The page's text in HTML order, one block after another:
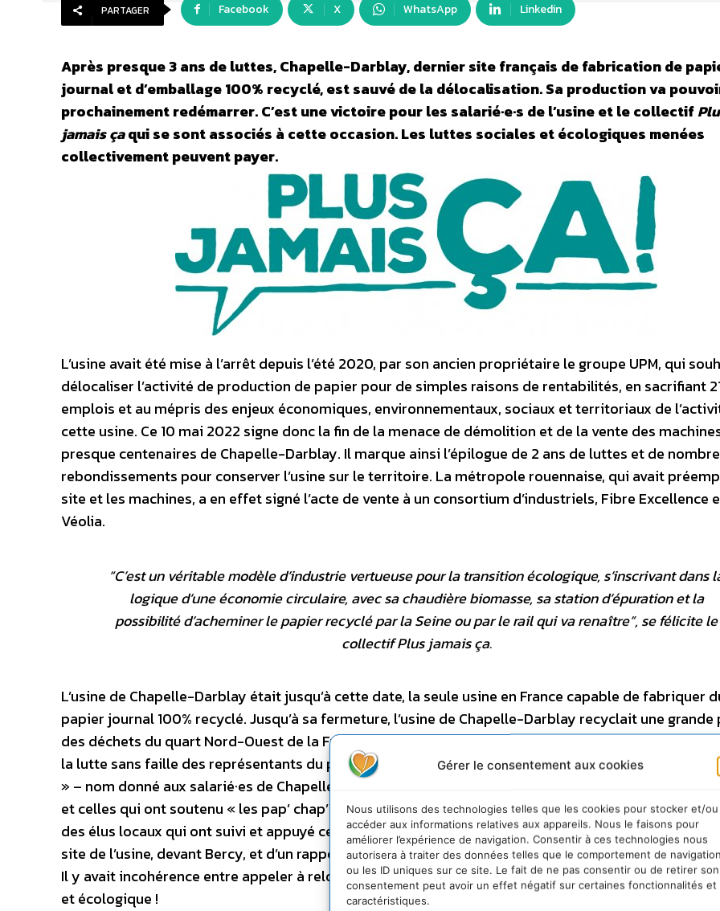
Gérer le consentement aux cookies
Nous utilisons des technologies telles que les cookies pour stocker et/ou
accéder aux informations relatives aux appareils. Nous le faisons pour
améliorer l’expérience de navigation. Consentir à ces technologies nous
autorisera à traiter des données telles que le comportement de navigation
ou les ID uniques sur ce site. Le fait de ne pas consentir ou de retirer son
consentement peut avoir un effet négatif sur certaines fonctionnalités et
caractéristiques.
PARTAGER Facebook X WhatsApp Linkedin
Après presque 3 ans de luttes, Chapelle-Darblay, dernier site français de fabrication de
journal et d’emballage 100% recyclé, est sauvé de la délocalisation. Sa production va
prochainement redémarrer. C’est une victoire pour les salarié·e·s de l’usine et le collectif
jamais çaqui se sont associés à cette occasion. Les luttes sociales et écologiques menées
collectivement peuvent payer.
L’usine avait été mise à l’arrêt depuis l’été 2020, par son ancien propriétaire le groupe UPM, qui
délocaliser l’activité de production de papier pour de simples raisons de rentabilités, en sacrifiant
emplois et au mépris des enjeux économiques, environnementaux, sociaux et territoriaux de
cette usine. Ce 10 mai 2022 signe donc la fin de la menace de démolition et de la vente des
presque centenaires de Chapelle-Darblay. Il marque ainsi l’épilogue de 2 ans de luttes et de
rebondissements pour conserver l’usine sur le territoire. La métropole rouennaise, qui avait
site et les machines, a en effet signé l’acte de vente à un consortium d’industriels, Fibre Excellence
Véolia.
“C’est un véritable modèle d’industrie vertueuse pour la transition écologique, s’inscrivant dans
logique d’une économie circulaire, avec sa chaudière biomasse, sa station d’épuration et la
possibilité d’acheminer le papier recyclé par la Seine ou par le rail qui va renaître”, se félicite le
collectifPlus jamais ça.
L’usine de Chapelle-Darblay était jusqu’à cette date, la seule usine en France capable de fabriquer
papier journal 100% recyclé. Jusqu’à sa fermeture, l’usine de Chapelle-Darblay recyclait une
des déchets du quart Nord-Ouest de la France, jusqu’à la région parisienne. Ce bras de fer est le
la lutte sans faille des représentants du personnel de Chapelle-Darblay mais aussi de tous «
les
» – nom donné aux salarié·es de Chapelle-Darblay, de toute la CGT, du collectif
de
et celles qui ont soutenu « les pap’ chap’ », œuvré à la reprise de près comme de loin, et enfin
des élus locaux qui ont suivi et appuyé cette lutte. C’est aussi le résultat de plusieurs mobilisations
site de l’usine, devant Bercy, et d’un rapport de force avec le gouvernement, mis face à ses
Il y avait incohérence entre appeler à relocaliser les activités industrielles et laisser fermer un site
et écologique !